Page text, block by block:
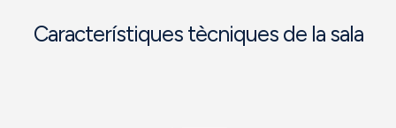
Característiques tècniques de la sala